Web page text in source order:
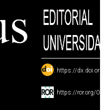
: https://
: https://ror.org/